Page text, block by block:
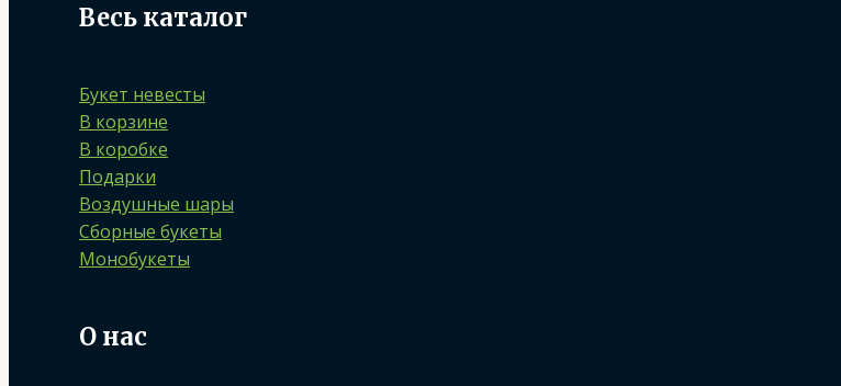
Весь каталог
Букет невесты
В корзине
В коробке
Подарки
Воздушные шары
Сборные букеты
Монобукеты
О нас